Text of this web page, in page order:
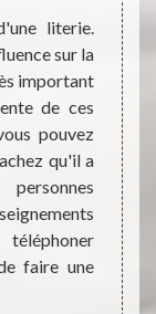
literie.
sur la
important
de ces
pouvez
qu'il a
faire une
de
lit
votre